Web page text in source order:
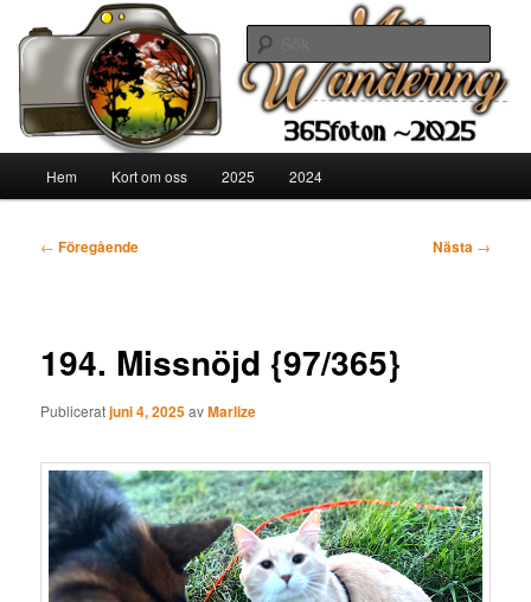
primärt
innehållMx Wandering
365 fotoutmaning, fru Mulle Meck, djurägare
Hem Kort om oss 2025 2024
Inläggsnavigering
← Föregående Nästa →
194. Missnöjd {97/365}
Publiceratjuni 4, 2025avMarlize